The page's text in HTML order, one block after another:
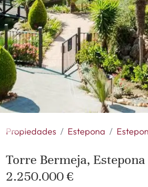
Propiedades Estepona
Torre Bermeja, Estepona
2.250.000 €